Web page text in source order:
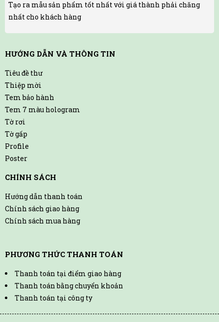
Tạo ra mẫu sản phẩm tốt nhất với giá thành phải chăng
nhất cho khách hàng
HƯỚNG DẪN VÀ THÔNG TIN
Tiêu đề thư
Thiệp mời
Tem bảo hành
Tem 7 màu hologram
Tờ rơi
Tờ gấp
Profile
Poster
CHÍNH SÁCH
Hướng dẫn thanh toán
Chính sách giao hàng
Chính sách mua hàng
PHƯƠNG THỨC THANH TOÁN
Thanh toán tại điểm giao hàng
Thanh toán bằng chuyển khoản
Thanh toán tại công ty